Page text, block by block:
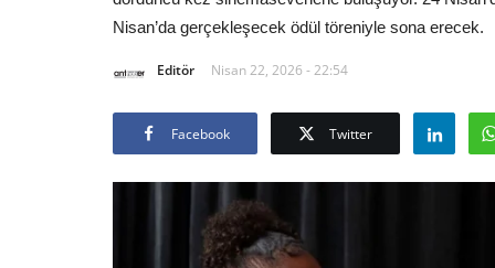
Nisan’da gerçekleşecek ödül töreniyle sona erecek.
Editör Nisan 22, 2026 - 22:54
Facebook Twitter